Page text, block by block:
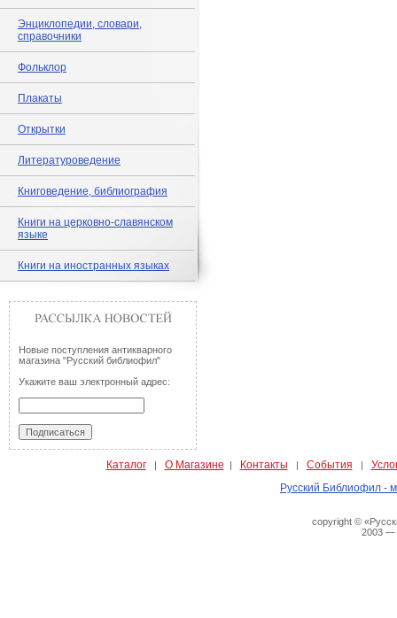
Энциклопедии, словари,
справочники
Фольклор
Плакаты
Открытки
Литературоведение
Книговедение, библиография
Книги на церковно-славянском
языке
Книги на иностранных языках
Новые поступления антикварного
магазина "Русский библиофил"
Укажите ваш электронный адрес:
Каталог| О Магазине | Контакты | События |
Русский Библиофил -
copyright ©
2003 —